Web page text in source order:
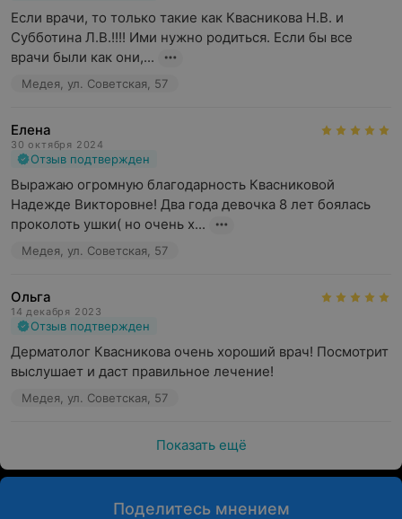
Если врачи, то только такие как Квасникова Н.В. и
Субботина Л.В.!!!! Ими нужно родиться. Если бы все
врачи были как они,...
Медея, ул. Советская, 57
Елена
30 октября 2024
Отзыв подтвержден
Выражаю огромную благодарность Квасниковой
Надежде Викторовне! Два года девочка 8 лет боялась
проколоть ушки( но очень х...
Медея, ул. Советская, 57
Ольга
14 декабря 2023
Отзыв подтвержден
Дерматолог Квасникова очень хороший врач! Посмотрит
выслушает и даст правильное лечение!
Медея, ул. Советская, 57
Показать ещё
Поделитесь мнением